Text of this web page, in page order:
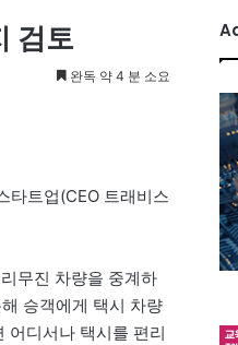
검토
완독 약 4 분 소요
타트업(CEO 트래비스
리무진 차량을 중계하
승객에게 택시 차량
어디서나 택시를 편리